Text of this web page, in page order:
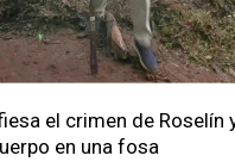
el crimen de Roselín
en una fosa